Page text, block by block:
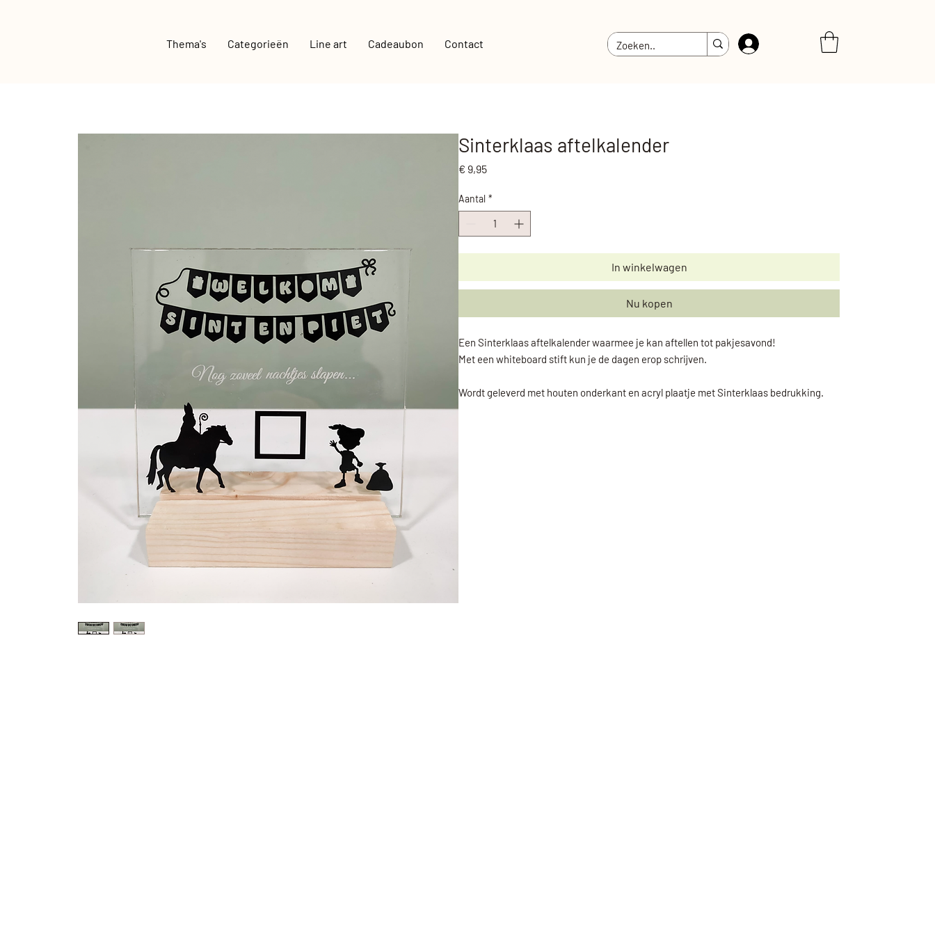
Thema's Categorieën Line art Cadeaubon Contact Inloggen
Sinterklaas aftelkalender
€ 9,95Prijs
Aantal *
In winkelwagen
Nu kopen
Een Sinterklaas aftelkalender waarmee je kan aftellen tot pakjesavond!
Met een whiteboard stift kun je de dagen erop schrijven.
Wordt geleverd met houten onderkant en acryl plaatje met Sinterklaas bedrukking.